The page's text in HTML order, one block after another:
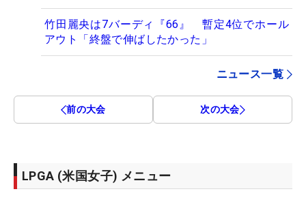
竹田麗央は7バーディ『66』 暫定4位でホール
アウト「終盤で伸ばしたかった」
ニュース一覧
前の大会 次の大会
LPGA (米国女子) メニュー